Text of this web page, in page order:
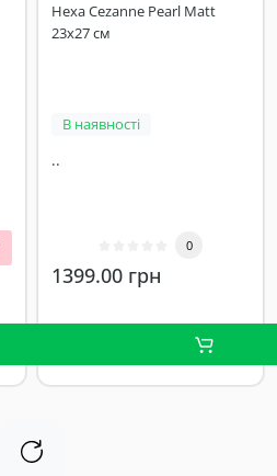
Hexa Cezanne Pearl Matt
23x27 см
В наявності
..
0
1399.00 грн